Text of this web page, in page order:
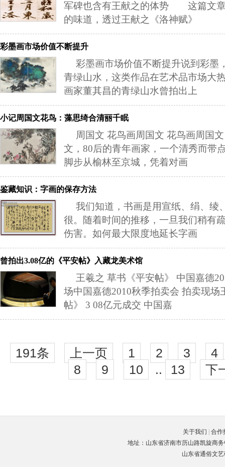
军碑也含有王献之的体势 这篇文章
的味道，透过王献之《洛神赋》
彩墨画市场价值不断提升
彩墨画市场价值不断提升说到彩墨
青绿山水，这类作品在艺术品市场大
画家董其昌的青绿山水曾拍出上
小记周国文花鸟：藻思绮合清丽千眠
周国文 花鸟画周国文 花鸟画周国
文，80后的青年画家，一个清秀而带
脚步从榆林至京城，凭着对画
鉴藏知识：字画的保存方法
我们知道，书画是用宣纸、绢、绫
很。随着时间的推移，一旦我们稍有
伤害。如何最大限度地延长字画
曾拍出3.08亿的《平安帖》入藏龙美术馆
王羲之 草书《平安帖》 中国嘉德
场中国嘉德2010秋季拍卖会 拍卖现场
帖》 3 08亿元成交 中国嘉
191条 上一页 1 2 3
4
8
9 10 .. 13 下
关于我们
合作
地址：山东省济南市历山路凯旋商务
山东省通俗文